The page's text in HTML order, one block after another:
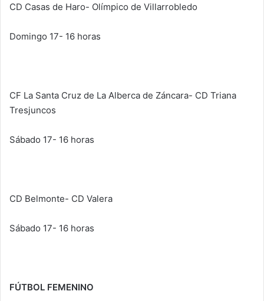
CD Casas de Haro- Olímpico de Villarrobledo
Domingo 17- 16 horas
CF La Santa Cruz de La Alberca de Záncara- CD Triana
Tresjuncos
Sábado 17- 16 horas
CD Belmonte- CD Valera
Sábado 17- 16 horas
FÚTBOL FEMENINO